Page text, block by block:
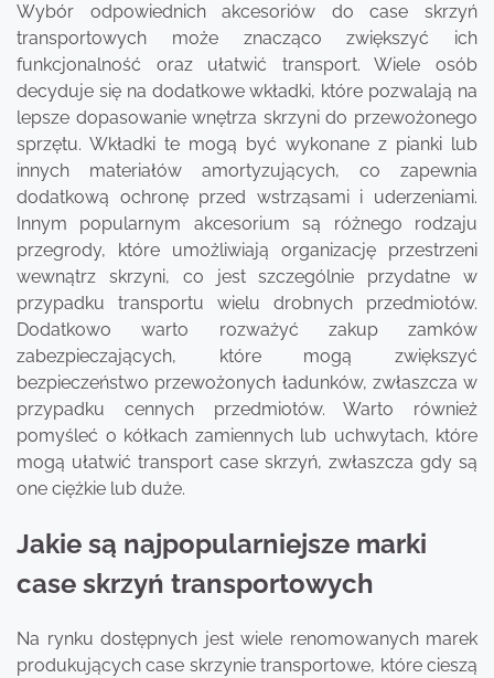
Wybór odpowiednich akcesoriów do case skrzyń
transportowych może znacząco zwiększyć ich
funkcjonalność oraz ułatwić transport. Wiele osób
decyduje się na dodatkowe wkładki, które pozwalają na
lepsze dopasowanie wnętrza skrzyni do przewożonego
sprzętu. Wkładki te mogą być wykonane z pianki lub
innych materiałów amortyzujących, co zapewnia
dodatkową ochronę przed wstrząsami i uderzeniami.
Innym popularnym akcesorium są różnego rodzaju
przegrody, które umożliwiają organizację przestrzeni
wewnątrz skrzyni, co jest szczególnie przydatne w
przypadku transportu wielu drobnych przedmiotów.
Dodatkowo warto rozważyć zakup zamków
zabezpieczających, które mogą zwiększyć
bezpieczeństwo przewożonych ładunków, zwłaszcza w
przypadku cennych przedmiotów. Warto również
pomyśleć o kółkach zamiennych lub uchwytach, które
mogą ułatwić transport case skrzyń, zwłaszcza gdy są
one ciężkie lub duże.
Jakie są najpopularniejsze marki
case skrzyń transportowych
Na rynku dostępnych jest wiele renomowanych marek
produkujących case skrzynie transportowe, które cieszą